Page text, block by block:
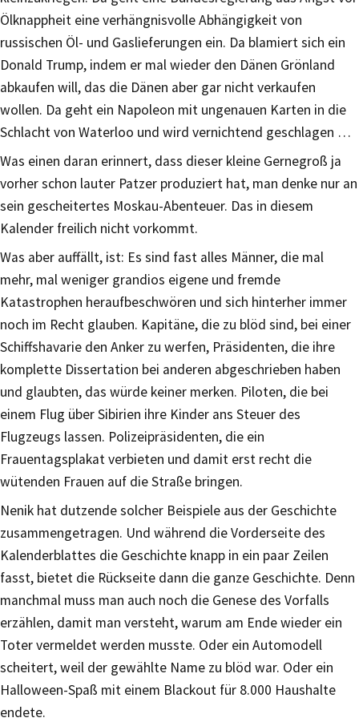
Ölknappheit eine verhängnisvolle Abhängigkeit von
russischen Öl- und Gaslieferungen ein. Da blamiert sich ein
Donald Trump, indem er mal wieder den Dänen Grönland
abkaufen will, das die Dänen aber gar nicht verkaufen
wollen. Da geht ein Napoleon mit ungenauen Karten in die
Schlacht von Waterloo und wird vernichtend geschlagen …
Was einen daran erinnert, dass dieser kleine Gernegroß ja
vorher schon lauter Patzer produziert hat, man denke nur an
sein gescheitertes Moskau-Abenteuer. Das in diesem
Kalender freilich nicht vorkommt.
Was aber auffällt, ist: Es sind fast alles Männer, die mal
mehr, mal weniger grandios eigene und fremde
Katastrophen heraufbeschwören und sich hinterher immer
noch im Recht glauben. Kapitäne, die zu blöd sind, bei einer
Schiffshavarie den Anker zu werfen, Präsidenten, die ihre
komplette Dissertation bei anderen abgeschrieben haben
und glaubten, das würde keiner merken. Piloten, die bei
einem Flug über Sibirien ihre Kinder ans Steuer des
Flugzeugs lassen. Polizeipräsidenten, die ein
Frauentagsplakat verbieten und damit erst recht die
wütenden Frauen auf die Straße bringen.
Nenik hat dutzende solcher Beispiele aus der Geschichte
zusammengetragen. Und während die Vorderseite des
Kalenderblattes die Geschichte knapp in ein paar Zeilen
fasst, bietet die Rückseite dann die ganze Geschichte. Denn
manchmal muss man auch noch die Genese des Vorfalls
erzählen, damit man versteht, warum am Ende wieder ein
Toter vermeldet werden musste. Oder ein Automodell
scheitert, weil der gewählte Name zu blöd war. Oder ein
Halloween-Spaß mit einem Blackout für 8.000 Haushalte
endete.